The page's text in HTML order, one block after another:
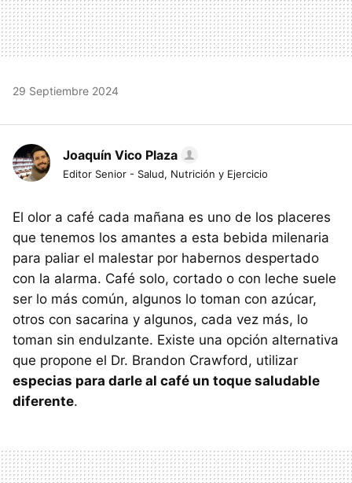
29 Septiembre 2024
Joaquín Vico Plaza
Editor Senior - Salud, Nutrición y Ejercicio
El olor a café cada mañana es uno de los placeres
que tenemos los amantes a esta bebida milenaria
para paliar el malestar por habernos despertado
con la alarma. Café solo, cortado o con leche suele
ser lo más común, algunos lo toman con azúcar,
otros con sacarina y algunos, cada vez más, lo
toman sin endulzante. Existe una opción alternativa
que propone el Dr. Brandon Crawford, utilizar
especias para darle al café un toque saludable
diferente.